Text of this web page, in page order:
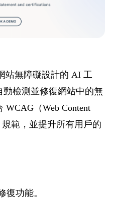
站無障礙設計的 AI 工
檢測並修復網站中的無
（Web Content
規範，並提升所有用戶的
復功能。